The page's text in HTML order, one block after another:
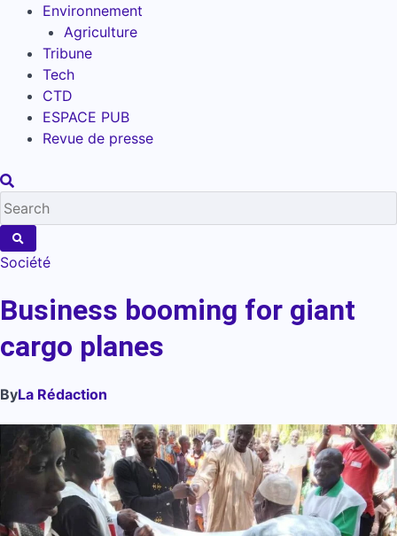
Environnement
Agriculture
Tribune
Tech
CTD
ESPACE PUB
Revue de presse
Société
Business booming for giant
cargo planes
ByLa Rédaction